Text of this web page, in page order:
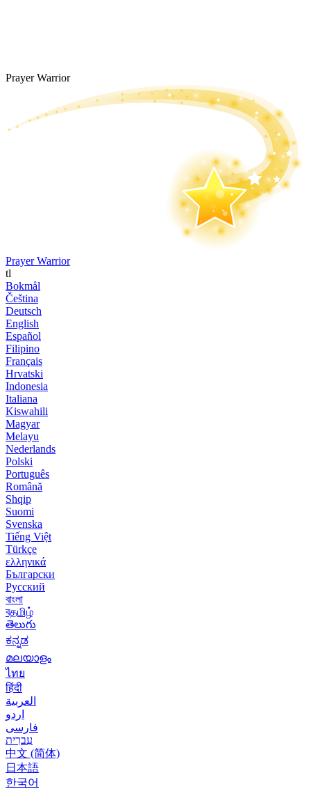
Prayer Warrior
Prayer Warrior
tl
Bokmål
Čeština
Deutsch
English
Español
Filipino
Français
Hrvatski
Indonesia
Italiana
Kiswahili
Magyar
Melayu
Nederlands
Polski
Português
Română
Shqip
Suomi
Svenska
Tiếng Việt
Türkçe
ελληνικά
Български
Русский
বাংলা
বதமிழ்
తెలుగు
ಕನ್ನಡ
മലയാളം
ไทย
हिंदी
العربية
اردو
فارسی
עִברִית
中文 (简体)
日本語
한국어